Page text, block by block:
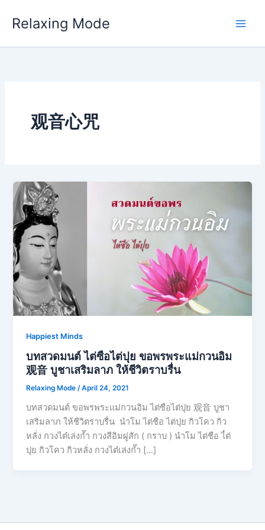
Relaxing Mode
观音心咒
Happiest Minds
บทสวดมนต์ ไต่ซือไต่ปุย ขอพรพระแม่กวนอิม
观音 บูชาเสริมลาภ ให้ชีวิตราบรื่น
Relaxing Mode/April 24, 2021
บทสวดมนต์ ขอพรพระแม่กวนอิม ไต่ซือไต่ปุย 观音 บูชา
เสริมลาภ ให้ชีวิตราบรื่น นำโม ไต่ชือ ไต่ปุย กิวโคว กิว
หลั่ง กวงไต๋เล่งก๊ำ กวงสีอิมผู่สัก ( กราบ ) นำโม ไต่ชือ ไ๋ต่
ปุย กิวโคว กิวหลั่ง กวงไต๋เล่งก๊ำ […]